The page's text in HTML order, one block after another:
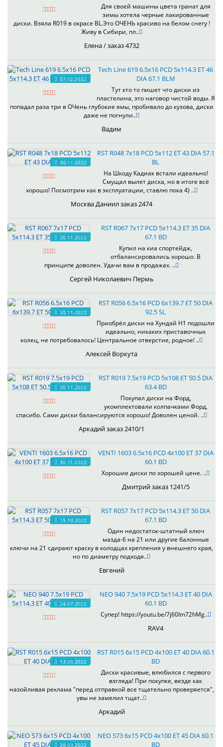
Для своей машины цвета гранат для
зимы хотела черные лакированные
диски. Взяла R019 в окрасе BL.Это ОЧЕНЬ красиво на белом снегу !
Живу в Сибири, пл..
Елена / заказ 4732
07.12.2022
Tech Line 619 6.5x16 PCD 5x114.3 ET 46
DIA 67.1 BLM
Тут кто то пишет что диски из
пластелина, это наговор чистой воды. Я
попадал раза три в ОЧень глубокие ямы, пробивало до кузова, диски
даже не погнули..
Вадим
30.11.2022
RST R048 7x18 PCD 5x112 ET 43 DIA 57.1
BL
На Шкоду Кадиак встали идеально!
Смущал вылет диска, но в итоге всё
хорошо! Посмотрим как в эксплуатации, ставлю пока 4) ..
Москва Даниил заказ 2474
30.11.2022
RST R067 7x17 PCD 5x114.3 ET 35 DIA
67.1 BD
Купил на киа спортейдж,
отбалансировались хорошо. В
принципе доволен. Удачи вам в продажах. ..
Сергей Николаевич Пермь
30.11.2022
RST R056 6.5x16 PCD 6x139.7 ET 50 DIA
92.5 SL
Приобрёл диски на Хундай H1 подошли
идеально, никаких приставочных
колец, не потребовалось! Центральное отверстие, родное! ..
Алексей Воркута
30.11.2022
RST R019 7.5x19 PCD 5x108 ET 50.5 DIA
63.4 BD
Покупал диски на Форд,
укомплектовали колпачками Форд,
спасибо. Сами диски балансируются хорошо! Доволен ценой. ..
Аркадий заказ 2410/1
30.11.2022
VENTI 1603 6.5x16 PCD 4x100 ET 37 DIA
60.1 BD
Хорошие диски по хорошей цене. ..
Дмитрий заказ 1241/5
19.10.2022
RST R057 7x17 PCD 5x114.3 ET 50 DIA
67.1 BD
Один недостаток-штатный ключ
мазда-6 на 21 или другие балонные
ключи на 21 сдирают краску в колодцах крепления у внешнего края,
но по диаметру подходя..
Евгений
24.07.2022
NEO 940 7.5x19 PCD 5x114.3 ET 40 DIA
60.1 BD
Супер! https://youtu.be/7j60Im72hMg..
RAV4
13.05.2022
RST R015 6x15 PCD 4x100 ET 40 DIA 60.1
BD
Диски красивые, влюбился с первого
взгляда! При покупке, везде как
назойливая реклама "перед отправкой все тщательно проверяется",
увы не замелил тщат..
Аркадий
20.03.2022
NEO 573 6x15 PCD 4x100 ET 45 DIA 60.1
BD